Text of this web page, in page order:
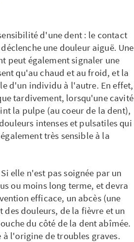
d'une dent : le contact
une douleur aiguë. Une
peut également signaler une
qu'au chaud et au froid, et la
d'un individu à l'autre. En effet,
tardivement, lorsqu'une cavité
la pulpe (au coeur de la dent),
intenses et pulsatiles qui
très sensible à la
elle n'est pas soignée par un
ou moins long terme, et devra
efficace, un abcès (une
douleurs, de la fièvre et un
du côté de la dent abîmée.
à l'origine de troubles graves.